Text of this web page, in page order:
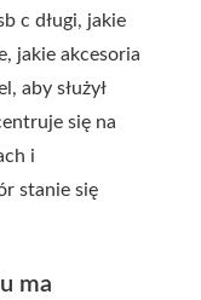
c długi, jakie
jakie akcesoria
aby służył
się na
i
stanie się
ma